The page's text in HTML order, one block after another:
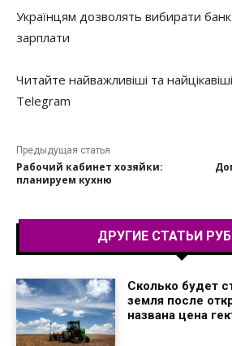
Українцям дозволять вибирати
зарплати
Читайте найважливіші та
Telegram
Предыдущая статья
Рабочий кабинет хозяйки:
планируем кухню
ДРУГИЕ СТАТЬИ
Сколько будет
земля после
названа цена